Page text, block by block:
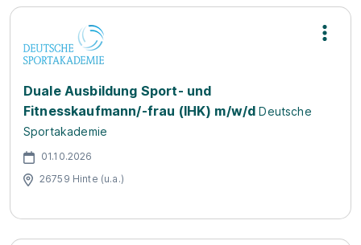
Duale Ausbildung Sport- und
Fitnesskaufmann/-frau (IHK) m/w/d Deutsche
Sportakademie
01.10.2026
26759 Hinte (u.a.)